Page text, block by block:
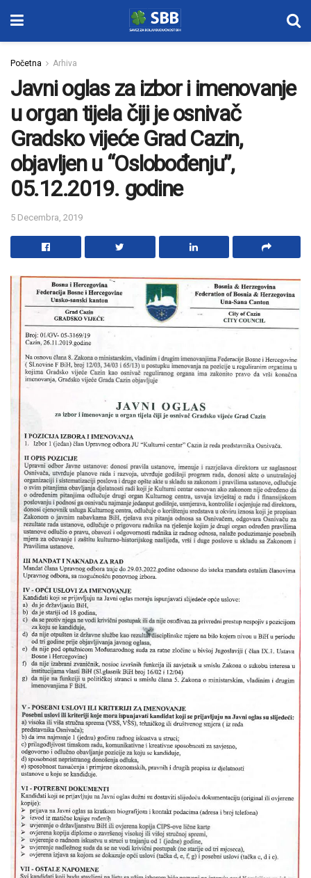
Početna Arhiva
Javni oglas za izbor i imenovanje
u organ tijela čiji je osnivač
Gradsko vijeće Grad Cazin,
objavljen u “Oslobođenju”,
05.12.2019. godine
5 Decembra, 2019